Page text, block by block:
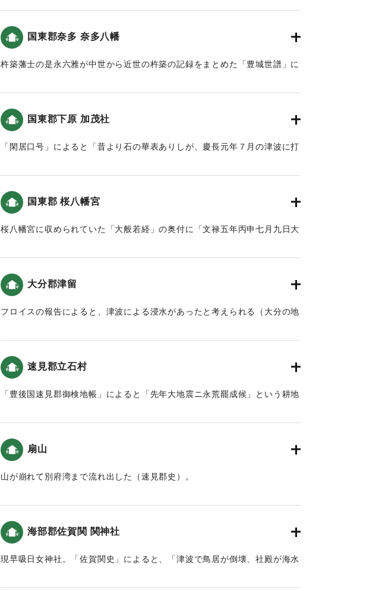
定されている。
｜固有コード:00028045
国東郡奈多 奈多八幡
杵築藩士の是永六雅が中世から近世の杵築の記録をまとめた「豊城世譜」に
た。」という記述がある（大分の地震と津波）。この地の津波高は都司他
(2012)によると、7〜8ｍ、また松崎他(2016)によると、4〜5メートルと推
定されている。
｜固有コード: 00028037
国東郡下原 加茂社
「閑居口号」によると「昔より石の華表ありしが、慶長元年７月の津波に打
ートル程度と推定されている。
｜固有コード:00028039
国東郡 桜八幡宮
桜八幡宮に収められていた「大般若経」の奥付に「文禄五年丙申七月九日大
亦者興ノ浜計ニ一万人死ト云々」との記述がある。当地での津波の被害が記
載されていないため、この地の津波被害は大きくなかったと考えられる。
大分郡津留
フロイスの報告によると、津波による浸水があったと考えられる（大分の地
速見郡立石村
「豊後国速見郡御検地帳」によると「先年大地震ニ永荒罷成候」という耕地
扇山
山が崩れて別府湾まで流れ出した（速見郡史）。
｜固有コード:00028028
海部郡佐賀関 関神社
現早吸日女神社。「佐賀関史」によると、「津波で鳥居が倒壊、社殿が海水
2012）、また、社殿の位置の変遷を検討した松崎他（2015）によると6メ